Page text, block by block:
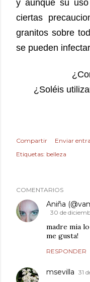
y aunque su
ciertas
granitos sobre
se pueden
¿Soléis
Compartir
Enviar
Etiquetas: belleza
COMENTARIOS
Aniña
30 de
madre mia
me gusta!
RESPONDER
msevilla 31